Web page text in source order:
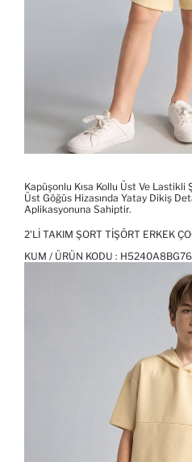
Kapüşonlu Kısa Kollu Üst Ve
Üst Göğüs Hizasında Yatay Dikiş
Aplikasyonuna Sahiptir.
2'LI TAKIM ŞORT TIŞÖRT ERKEK
KUM / ÜRÜN KODU :